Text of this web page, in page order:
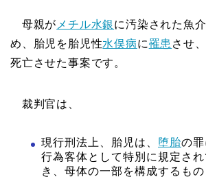
母親が メチル水銀に汚染された魚
め、胎児を胎児性水俣病に罹患 させ
死亡させた事案です。
裁判官は、
現行刑法上、胎児は、 堕胎の
行為客体として特別に規定さ
き、母体の一部を構成するも